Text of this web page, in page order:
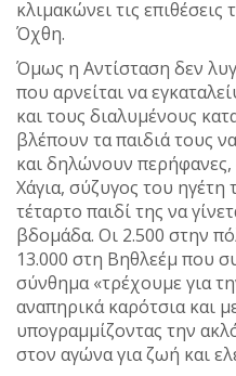
κλιμακώνει τις
Όχθη.
Όμως η Αντίσταση δεν
που αρνείται να
και τους διαλυμένους
βλέπουν τα παιδιά τους
και δηλώνουν
Χάγια, σύζυγος του ηγέτη
τέταρτο παιδί της να
βδομάδα. Οι 2.500 στην
13.000 στη Βηθλεέμ που
σύνθημα «τρέχουμε για
αναπηρικά καρότσια και
υπογραμμίζοντας την
στον αγώνα για ζωή και